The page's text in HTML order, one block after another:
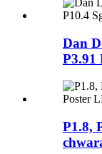
Dan
P3.91
P1.8,